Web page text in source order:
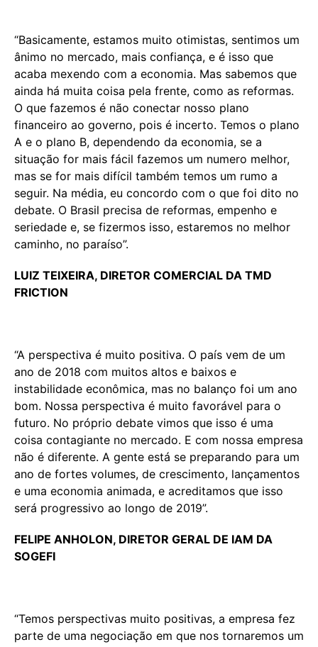
“Basicamente, estamos muito otimistas, sentimos um
ânimo no mercado, mais confiança, e é isso que
acaba mexendo com a economia. Mas sabemos que
ainda há muita coisa pela frente, como as reformas.
O que fazemos é não conectar nosso plano
financeiro ao governo, pois é incerto. Temos o plano
A e o plano B, dependendo da economia, se a
situação for mais fácil fazemos um numero melhor,
mas se for mais difícil também temos um rumo a
seguir. Na média, eu concordo com o que foi dito no
debate. O Brasil precisa de reformas, empenho e
seriedade e, se fizermos isso, estaremos no melhor
caminho, no paraíso”.
LUIZ TEIXEIRA, DIRETOR COMERCIAL DA TMD
FRICTION
“A perspectiva é muito positiva. O país vem de um
ano de 2018 com muitos altos e baixos e
instabilidade econômica, mas no balanço foi um ano
bom. Nossa perspectiva é muito favorável para o
futuro. No próprio debate vimos que isso é uma
coisa contagiante no mercado. E com nossa empresa
não é diferente. A gente está se preparando para um
ano de fortes volumes, de crescimento, lançamentos
e uma economia animada, e acreditamos que isso
será progressivo ao longo de 2019”.
FELIPE ANHOLON, DIRETOR GERAL DE IAM DA
SOGEFI
“Temos perspectivas muito positivas, a empresa fez
parte de uma negociação em que nos tornaremos um